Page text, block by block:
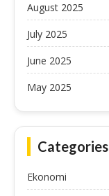
August 2025
July 2025
June 2025
May 2025
Categories
Ekonomi